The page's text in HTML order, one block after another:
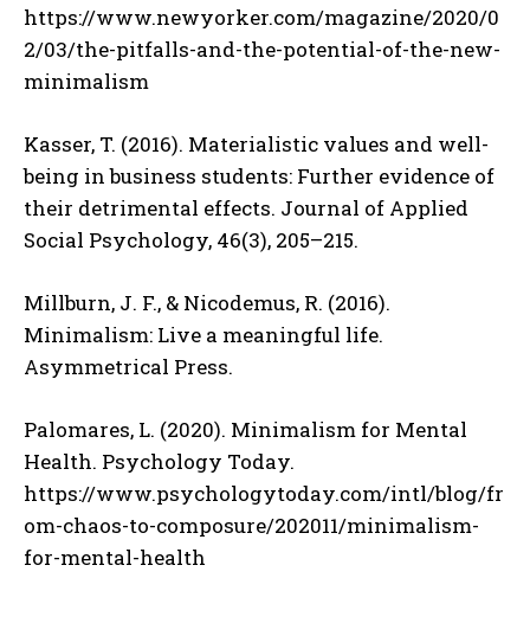
https://www.newyorker.com/magazine/2020/0
2/03/the-pitfalls-and-the-potential-of-the-new-
minimalism
Kasser, T. (2016). Materialistic values and well-
being in business students: Further evidence of
their detrimental effects. Journal of Applied
Social Psychology, 46(3), 205–215.
Millburn, J. F., & Nicodemus, R. (2016).
Minimalism: Live a meaningful life.
Asymmetrical Press.
Palomares, L. (2020). Minimalism for Mental
Health. Psychology Today.
https://www.psychologytoday.com/intl/blog/fr
om-chaos-to-composure/202011/minimalism-
for-mental-health